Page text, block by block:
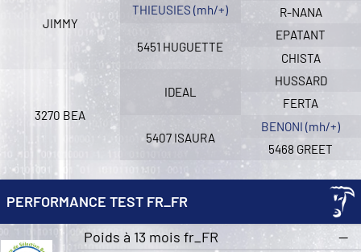
JIMMY
THIEUSIES (mh/+)
5451 HUGUETTE
R-NANA
EPATANT
CHISTA
3270 BEA
IDEAL
5407 ISAURA
HUSSARD
FERTA
BENONI (mh/+)
5468 GREET
PERFORMANCE TEST FR_FR
Poids à 13 mois fr_FR
—